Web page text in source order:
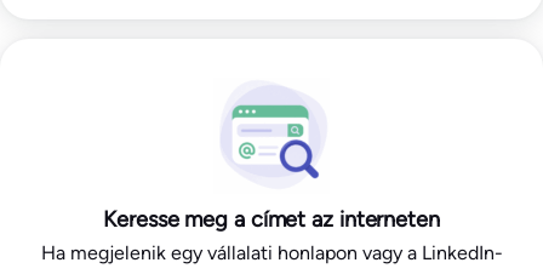
Keresse meg a címet az interneten
Ha megjelenik egy vállalati honlapon vagy a LinkedIn-